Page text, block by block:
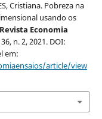
Cristiana. Pobreza na
usando os
Revista Economia
n. 2, 2021. DOI:
em:
article/view